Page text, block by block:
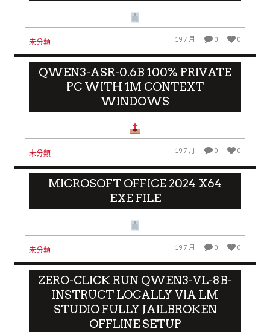
未分類 19 7 月 0 0
QWEN3-ASR-0.6B 100% PRIVATE
PC WITH 1M CONTEXT
WINDOWS
未分類 19 7 月 0 0
MICROSOFT OFFICE 2024 X64
EXE FILE
未分類 19 7 月 0 0
ZERO-CLICK RUN QWEN3-VL-8B-
INSTRUCT LOCALLY VIA LM
STUDIO FULLY JAILBROKEN
OFFLINE SETUP